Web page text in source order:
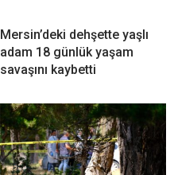
Mersin’deki dehşette yaşlı
adam 18 günlük yaşam
savaşını kaybetti